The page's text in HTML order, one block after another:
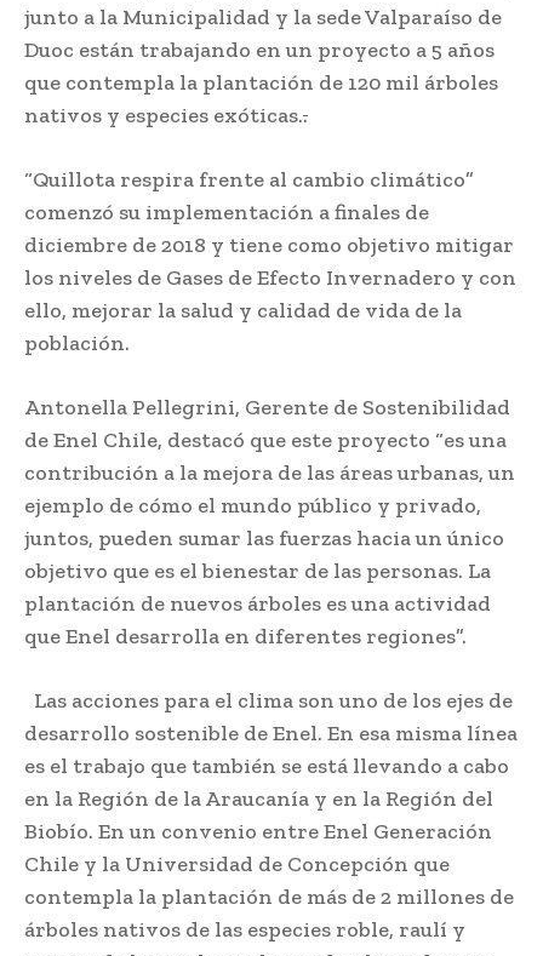
junto a la Municipalidad y la sede Valparaíso de
Duoc están trabajando en un proyecto a 5 años
que contempla la plantación de 120 mil árboles
nativos y especies exóticas..
“Quillota respira frente al cambio climático”
comenzó su implementación a finales de
diciembre de 2018 y tiene como objetivo mitigar
los niveles de Gases de Efecto Invernadero y con
ello, mejorar la salud y calidad de vida de la
población.
Antonella Pellegrini, Gerente de Sostenibilidad
de Enel Chile, destacó que este proyecto “es una
contribución a la mejora de las áreas urbanas, un
ejemplo de cómo el mundo público y privado,
juntos, pueden sumar las fuerzas hacia un único
objetivo que es el bienestar de las personas. La
plantación de nuevos árboles es una actividad
que Enel desarrolla en diferentes regiones”.
Las acciones para el clima son uno de los ejes de
desarrollo sostenible de Enel. En esa misma línea
es el trabajo que también se está llevando a cabo
en la Región de la Araucanía y en la Región del
Biobío. En un convenio entre Enel Generación
Chile y la Universidad de Concepción que
contempla la plantación de más de 2 millones de
árboles nativos de las especies roble, raulí y